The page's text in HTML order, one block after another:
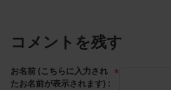
コメントを残す
お名前 (こちらに入力され
たお名前が表示されます) :